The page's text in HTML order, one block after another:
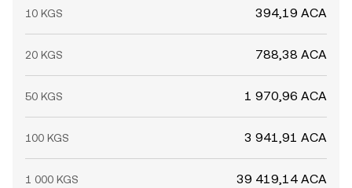
10 KGS 394,19 ACA
20 KGS 788,38 ACA
50 KGS 1 970,96 ACA
100 KGS 3 941,91 ACA
1 000 KGS 39 419,14 ACA